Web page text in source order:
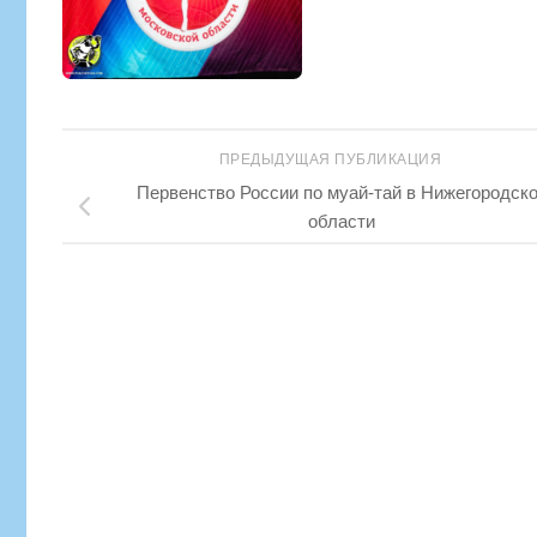
ПРЕДЫДУЩАЯ ПУБЛИКАЦИЯ
Первенство России по муай-тай в
области